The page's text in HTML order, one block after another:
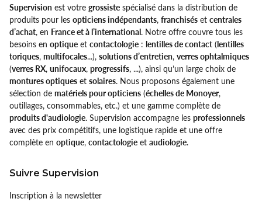
Supervision est votre grossiste spécialisé dans la distribution de
produits pour les opticiens indépendants, franchisés et centrales
d’achat, en France et à l’international. Notre offre couvre tous les
besoins en optique et contactologie : lentilles de contact (lentilles
toriques, multifocales...), solutions d’entretien, verres ophtalmiques
(verres RX, unifocaux, progressifs, ...), ainsi qu’un large choix de
montures optiques et solaires. Nous proposons également une
sélection de matériels pour opticiens (échelles de Monoyer,
outillages, consommables, etc.) et une gamme complète de
produits d'audiologie. Supervision accompagne les professionnels
avec des prix compétitifs, une logistique rapide et une offre
complète en optique, contactologie et audiologie.
Suivre Supervision
Inscription à la newsletter